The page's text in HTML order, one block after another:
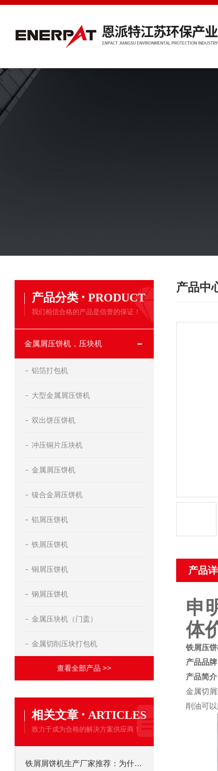
产品分类 · PRODUCT
我们相信合格的产品是信誉的保证！
金属屑压饼机，压块机
铝箔打包机
大型金属屑压饼机
双出饼压饼机
冲压铜片压块机
金属屑压饼机
镍合金屑压饼机
铝屑压饼机
铁屑压饼机
铜屑压饼机
钢屑压饼机
金属压块机（门盖）
金属切削压块打包机
查看全部产品 >>
相关文章 · ARTICLES
致力于成为合格的解决方案供应商！
铁屑屑饼机生产厂家推荐：为什么恩派特是您的优选伙伴
产品中
产品
申
体
铁屑压
产品品
产品简
金属切
削油可